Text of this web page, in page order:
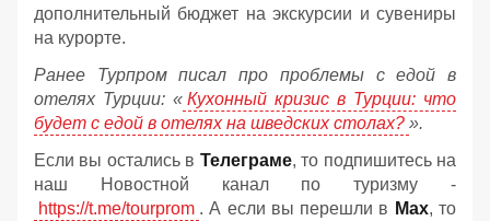
дополнительный бюджет на экскурсии и сувениры
на курорте.
Ранее Турпром писал про проблемы с едой в
отелях Турции: « Кухонный кризис в Турции: что
будет с едой в отелях на шведских столах? ».
Если вы остались в Телеграме, то подпишитесь на
наш Новостной канал по туризму -
https://t.me/tourprom . А если вы перешли в Мах, то